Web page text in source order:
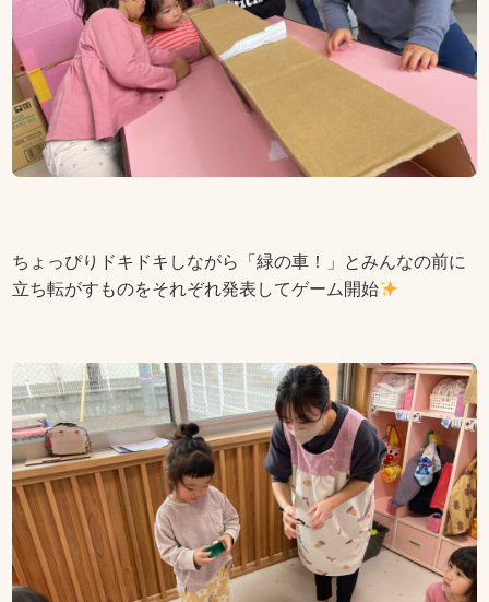
ちょっぴりドキドキしながら「緑の車！」とみんなの前に
立ち転がすものをそれぞれ発表してゲーム開始